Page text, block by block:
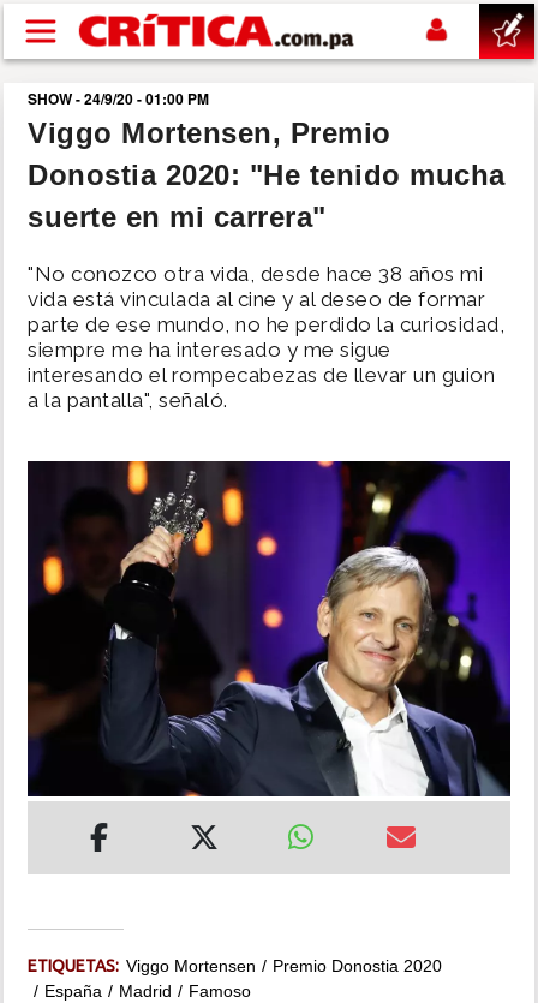
Pasar al contenido principal
buscar
SUCESOS
POLÍTICA
SHOW
INSÓLITAS
MULTIMEDIA
IMPRESO
SHOW - 24/9/20 - 01:00 PM
Viggo Mortensen, Premio
Donostia 2020: "He tenido mucha
suerte en mi carrera"
"No conozco otra vida, desde hace 38 años mi
vida está vinculada al cine y al deseo de formar
parte de ese mundo, no he perdido la curiosidad,
siempre me ha interesado y me sigue
interesando el rompecabezas de llevar un guion
a la pantalla", señaló.
ETIQUETAS: Viggo Mortensen
Premio Donostia 2020
España
Madrid Famoso